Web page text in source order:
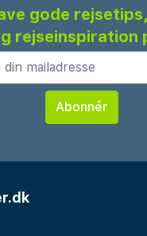
gode
rejseinspiration